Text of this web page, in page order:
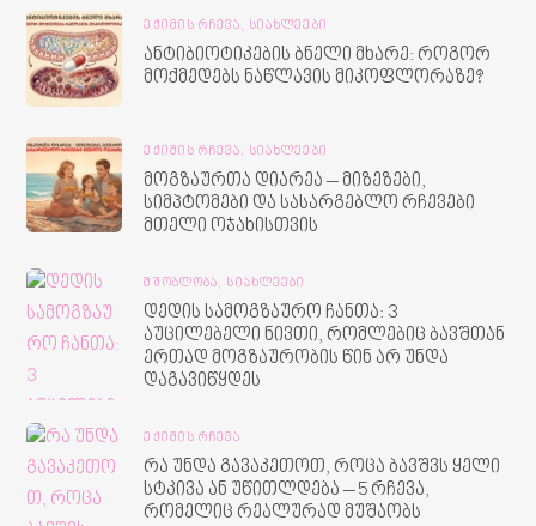
ᲔᲥᲘᲛᲘᲡ ᲠᲩᲔᲕᲐ, ᲡᲘᲐᲮᲚᲔᲔᲑᲘ
ანტიბიოტიკების ბნელი მხარე: როგორ
მოქმედებს ნაწლავის მიკოფლორაზე?
ᲔᲥᲘᲛᲘᲡ ᲠᲩᲔᲕᲐ, ᲡᲘᲐᲮᲚᲔᲔᲑᲘ
მოგზაურთა დიარეა – მიზეზები,
სიმპტომები და სასარგებლო რჩევები
მთელი ოჯახისთვის
ᲛᲨᲝᲑᲚᲝᲑᲐ, ᲡᲘᲐᲮᲚᲔᲔᲑᲘ
დედის სამოგზაურო ჩანთა: 3
აუცილებელი ნივთი, რომლებიც ბავშთან
ერთად მოგზაურობის წინ არ უნდა
დაგავიწყდეს
ᲔᲥᲘᲛᲘᲡ ᲠᲩᲔᲕᲐ
რა უნდა გავაკეთოთ, როცა ბავშვს ყელი
სტკივა ან უწითლდება – 5 რჩევა,
რომელიც რეალურად მუშაობს